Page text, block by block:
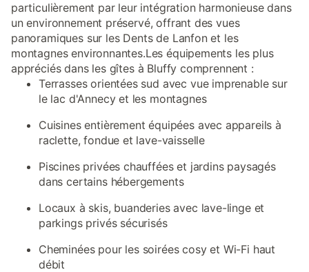
particulièrement par leur intégration harmonieuse dans
un environnement préservé, offrant des vues
panoramiques sur les Dents de Lanfon et les
montagnes environnantes.Les équipements les plus
appréciés dans les gîtes à Bluffy comprennent :
Terrasses orientées sud avec vue imprenable sur
le lac d'Annecy et les montagnes
Cuisines entièrement équipées avec appareils à
raclette, fondue et lave-vaisselle
Piscines privées chauffées et jardins paysagés
dans certains hébergements
Locaux à skis, buanderies avec lave-linge et
parkings privés sécurisés
Cheminées pour les soirées cosy et Wi-Fi haut
débit